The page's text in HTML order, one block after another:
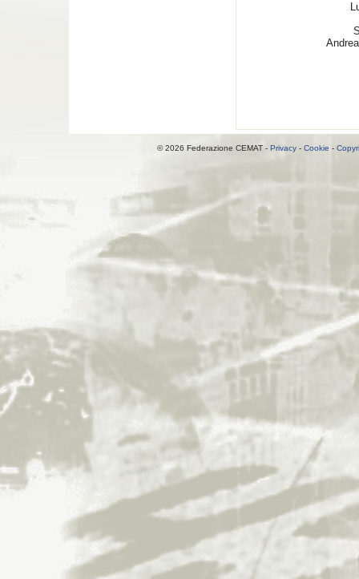
© 2026 Federazione CEMAT - Privacy- Cookie -